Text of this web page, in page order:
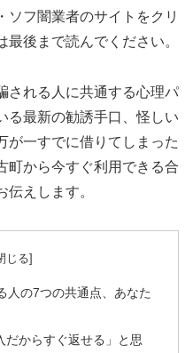
ソフ闇業者のサイトをクリ
後まで読んでください。
される人に共通する心理パ
る最新の勧誘手口、怪しい
が一すでに借りてしまった
町から今すぐ利用できる合
えします。
人の7つの共通点、あなた
だからすぐ返せる」と思